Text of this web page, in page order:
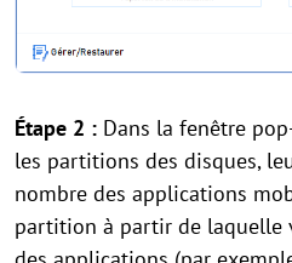
Étape 2 : Dans la fenêtre
les partitions des disques,
nombre des applications
partition à partir de laquelle